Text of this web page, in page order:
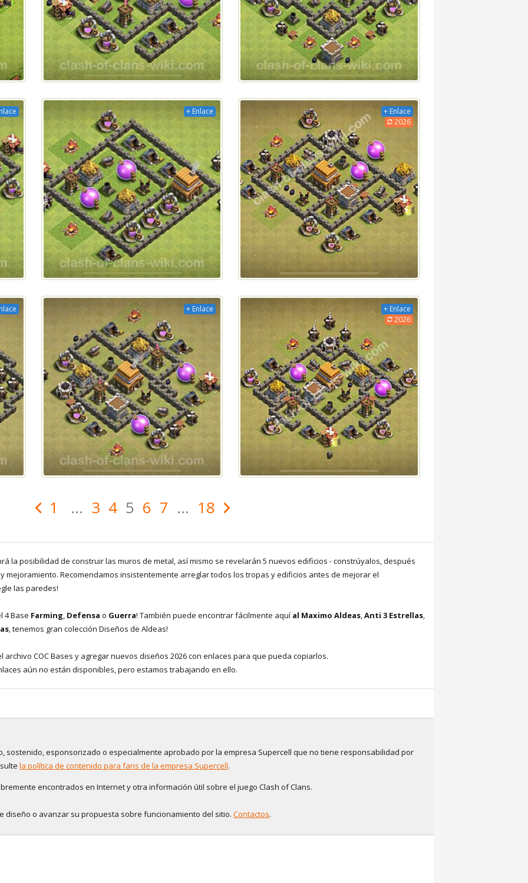
+ Enlace
+ Enlace
2026
+ Enlace
+ Enlace
2026
1 ... 3 4 5 6 7 ... 18
la posibilidad de construir las muros de metal, así mismo se revelarán 5 nuevos edificios - constrúyalos, después
mejoramiento. Recomendamos insistentemente arreglar todos los tropas y edificios antes de mejorar el
las paredes!
4 Base Farming, Defensa o Guerra! También puede encontrar fácilmente aquí al Maximo Aldeas,Anti 3 Estrellas,
, tenemos gran colección Diseños de Aldeas!
COC Bases y agregar nuevos diseños 2026 con enlaces para que pueda copiarlos.
aún no están disponibles, pero estamos trabajando en ello.
sostenido, esponsorizado o especialmente aprobado por la empresa Supercell que no tiene responsabilidad por
la política de contenido para fans de la empresa Supercell.
encontrados en Internet y otra información útil sobre el juego Clash of Clans.
diseño o avanzar su propuesta sobre funcionamiento del sitio. Contactos.